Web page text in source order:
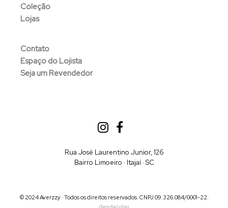
Coleção
Lojas
Contato
Espaço do Lojista
Seja um Revendedor
Rua José Laurentino Junior, 126
Bairro Limoeiro · Itajaí · SC
© 2024 Averzzy · Todos os direitos reservados. CNPJ 09.326.084/0001-22.